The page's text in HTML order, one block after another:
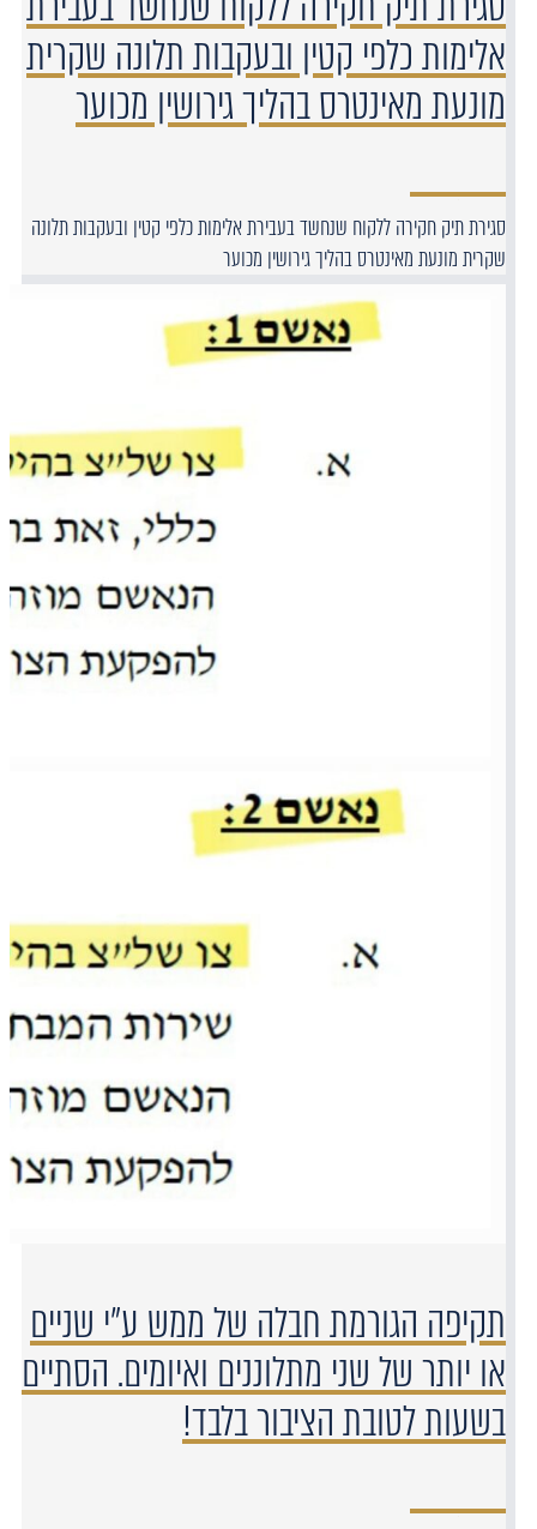
אלימות כלפי קטין ובעקבות תלונה שקרית
מונעת מאינטרס בהליך גירושין מכוער
סגירת תיק חקירה ללקוח שנחשד בעבירת אלימות כלפי קטין ובעקבות תלונה
שקרית מונעת מאינטרס בהליך גירושין מכוער
תקיפה הגורמת חבלה של ממש ע"י שניים
או יותר של שני מתלוננים ואיומים. הסתיים
בשעות לטובת הציבור בלבד!